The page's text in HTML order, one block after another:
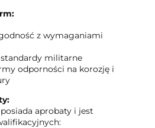
z wymaganiami
standardy militarne
odporności na korozję i
posiada aprobaty i jest